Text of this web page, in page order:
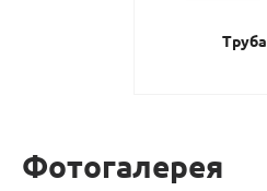
Труба
Фотогалерея